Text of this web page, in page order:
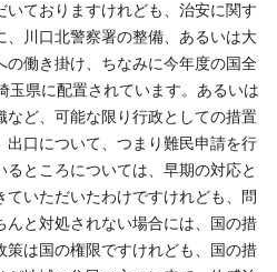
いておりますけれども、治安に関す
、川口北警察署の整備、あるいは大
働き掛け、ちなみに今年度の国全
玉県に配置されています。あるいは
など、可能な限り行政としての措置
出口について、つまり難民申請を行
ところについては、早期の対応と
いただいたわけですけれども、問
んと対処されない場合には、国の措
は国の権限ですけれども、国の措